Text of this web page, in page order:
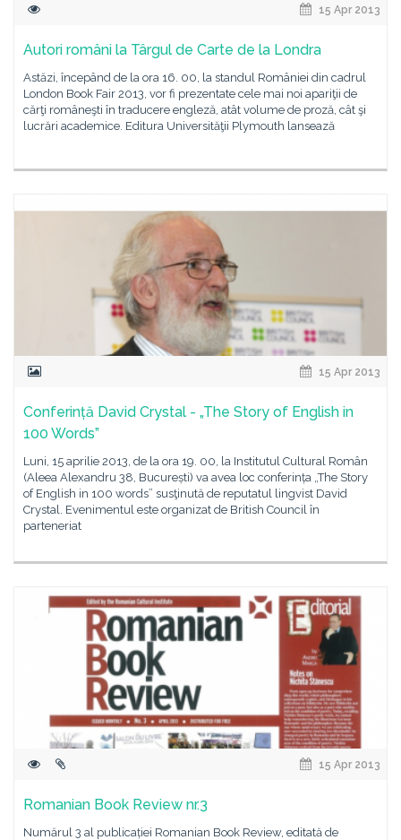
15 Apr 2013
Autori români la Târgul de Carte de la Londra
Astăzi, începând de la ora 16. 00, la standul României din cadrul
London Book Fair 2013, vor fi prezentate cele mai noi apariţii de
cărţi româneşti în traducere engleză, atât volume de proză, cât şi
lucrări academice. Editura Universităţii Plymouth lansează
15 Apr 2013
Conferință David Crystal - „The Story of English in
100 Words”
Luni, 15 aprilie 2013, de la ora 19. 00, la Institutul Cultural Român
(Aleea Alexandru 38, București) va avea loc conferința „The Story
of English in 100 words” susţinută de reputatul lingvist David
Crystal. Evenimentul este organizat de British Council în
parteneriat
15 Apr 2013
Romanian Book Review nr.3
Numărul 3 al publicației Romanian Book Review, editată de